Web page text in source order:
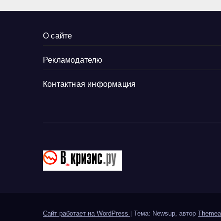
очередной
О сайте
Рекламодателю
Контактная информация
Сайт работает на WordPress Тема: Newsup, автор